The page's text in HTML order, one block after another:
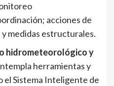
acciones de
medidas estructurales.
hidrometeorológico y
herramientas y
el Sistema Inteligente de